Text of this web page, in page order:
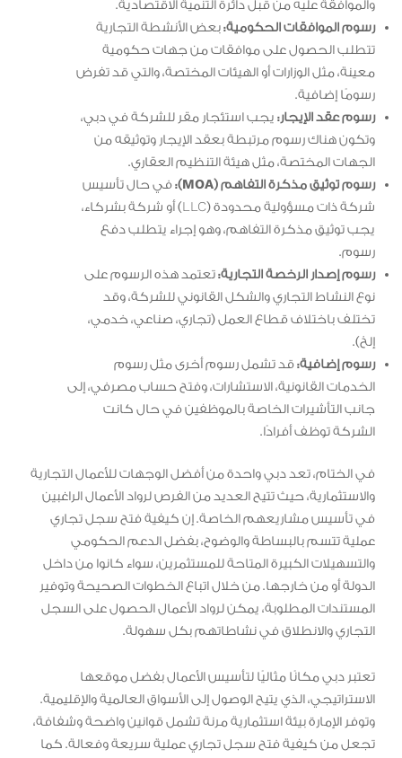
والموافقة عليه من قبل دائرة التنمية الاقتصادية.
رسوم الموافقات الحكومية:بعض الأنشطة التجارية
تتطلب الحصول على موافقات من جهات حكومية
معينة، مثل الوزارات أو الهيئات المختصة، والتي قد تفرض
رسومًا إضافية.
رسوم عقد الإيجار: يجب استئجار مقر للشركة في دبي،
وتكون هناك رسوم مرتبطة بعقد الإيجار وتوثيقه من
الجهات المختصة، مثل هيئة التنظيم العقاري.
رسوم توثيق مذكرة التفاهم (MOA):
في حال تأسيس
شركة ذات مسؤولية محدودة (LLC) أو شركة بشركاء،
يجب توثيق مذكرة التفاهم، وهو إجراء يتطلب دفع
رسوم.
رسوم إصدار الرخصة التجارية:تعتمد هذه الرسوم على
نوع النشاط التجاري والشكل القانوني للشركة، وقد
تختلف باختلاف قطاع العمل (تجاري، صناعي، خدمي،
إلخ).
رسوم إضافية:قد تشمل رسوم أخرى مثل رسوم
الخدمات القانونية، الاستشارات، وفتح حساب مصرفي، إلى
جانب التأشيرات الخاصة بالموظفين في حال كانت
الشركة توظف أفرادًا.
في الختام، تعد دبي واحدة من أفضل الوجهات للأعمال التجارية
والاستثمارية، حيث تتيح العديد من الفرص لرواد الأعمال الراغبين
في تأسيس مشاريعهم الخاصة. إن كيفية فتح سجل تجاري
عملية تتسم بالبساطة والوضوح، بفضل الدعم الحكومي
والتسهيلات الكبيرة المتاحة للمستثمرين، سواء كانوا من داخل
الدولة أو من خارجها. من خلال اتباع الخطوات الصحيحة وتوفير
المستندات المطلوبة، يمكن لرواد الأعمال الحصول على السجل
التجاري والانطلاق في نشاطاتهم بكل سهولة.
تعتبر دبي مكانًا مثاليًا لتأسيس الأعمال بفضل موقعها
الاستراتيجي، الذي يتيح الوصول إلى الأسواق العالمية والإقليمية.
وتوفر الإمارة بيئة استثمارية مرنة تشمل قوانين واضحة وشفافة،
تجعل من كيفية فتح سجل تجاري عملية سريعة وفعالة. كما